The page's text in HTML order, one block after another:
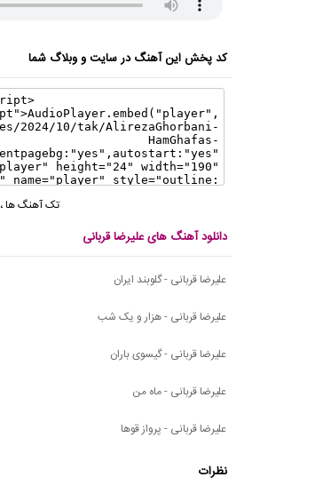
کد پخش این آهنگ در سایت و وبلاگ شما
تک آهنگ ها،
دانلود آهنگ های علیرضا قربانی
علیرضا قربانی - گلوبند ایران
علیرضا قربانی - هزار و یک شب
علیرضا قربانی - گیسوی باران
علیرضا قربانی - ماه من
علیرضا قربانی - پرواز قوها
نظرات